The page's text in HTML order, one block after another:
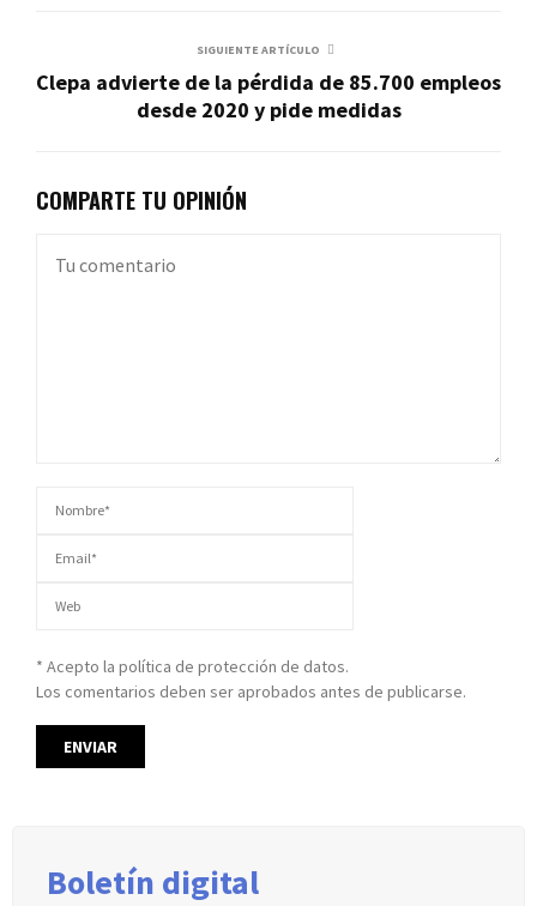
SIGUIENTE ARTÍCULO
Clepa advierte de la pérdida de 85.700 empleos
desde 2020 y pide medidas
COMPARTE TU OPINIÓN
* Acepto la política de protección de datos.
Los comentarios deben ser aprobados antes de publicarse.
Boletín digital